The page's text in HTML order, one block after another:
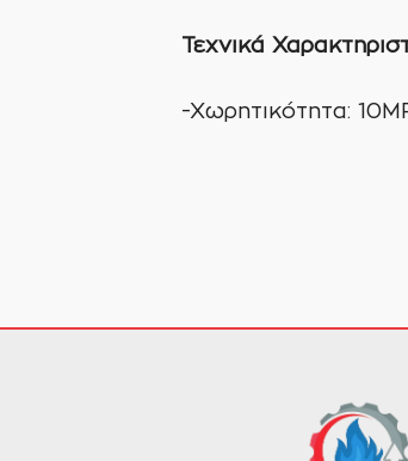
Τεχνικά
-Χωρητικότητα: